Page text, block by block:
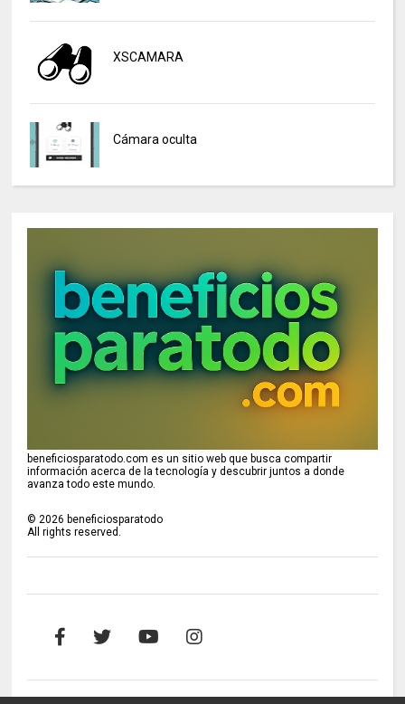
XSCAMARA
Cámara oculta
beneficiosparatodo.com es un sitio web que busca compartir
información acerca de la tecnología y descubrir juntos a donde
avanza todo este mundo.
©2026 beneficiosparatodo
All rights reserved.